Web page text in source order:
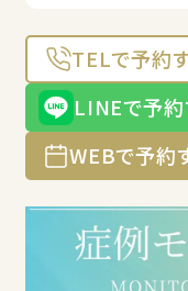
TELで予約
LINEで予約
WEBで予約